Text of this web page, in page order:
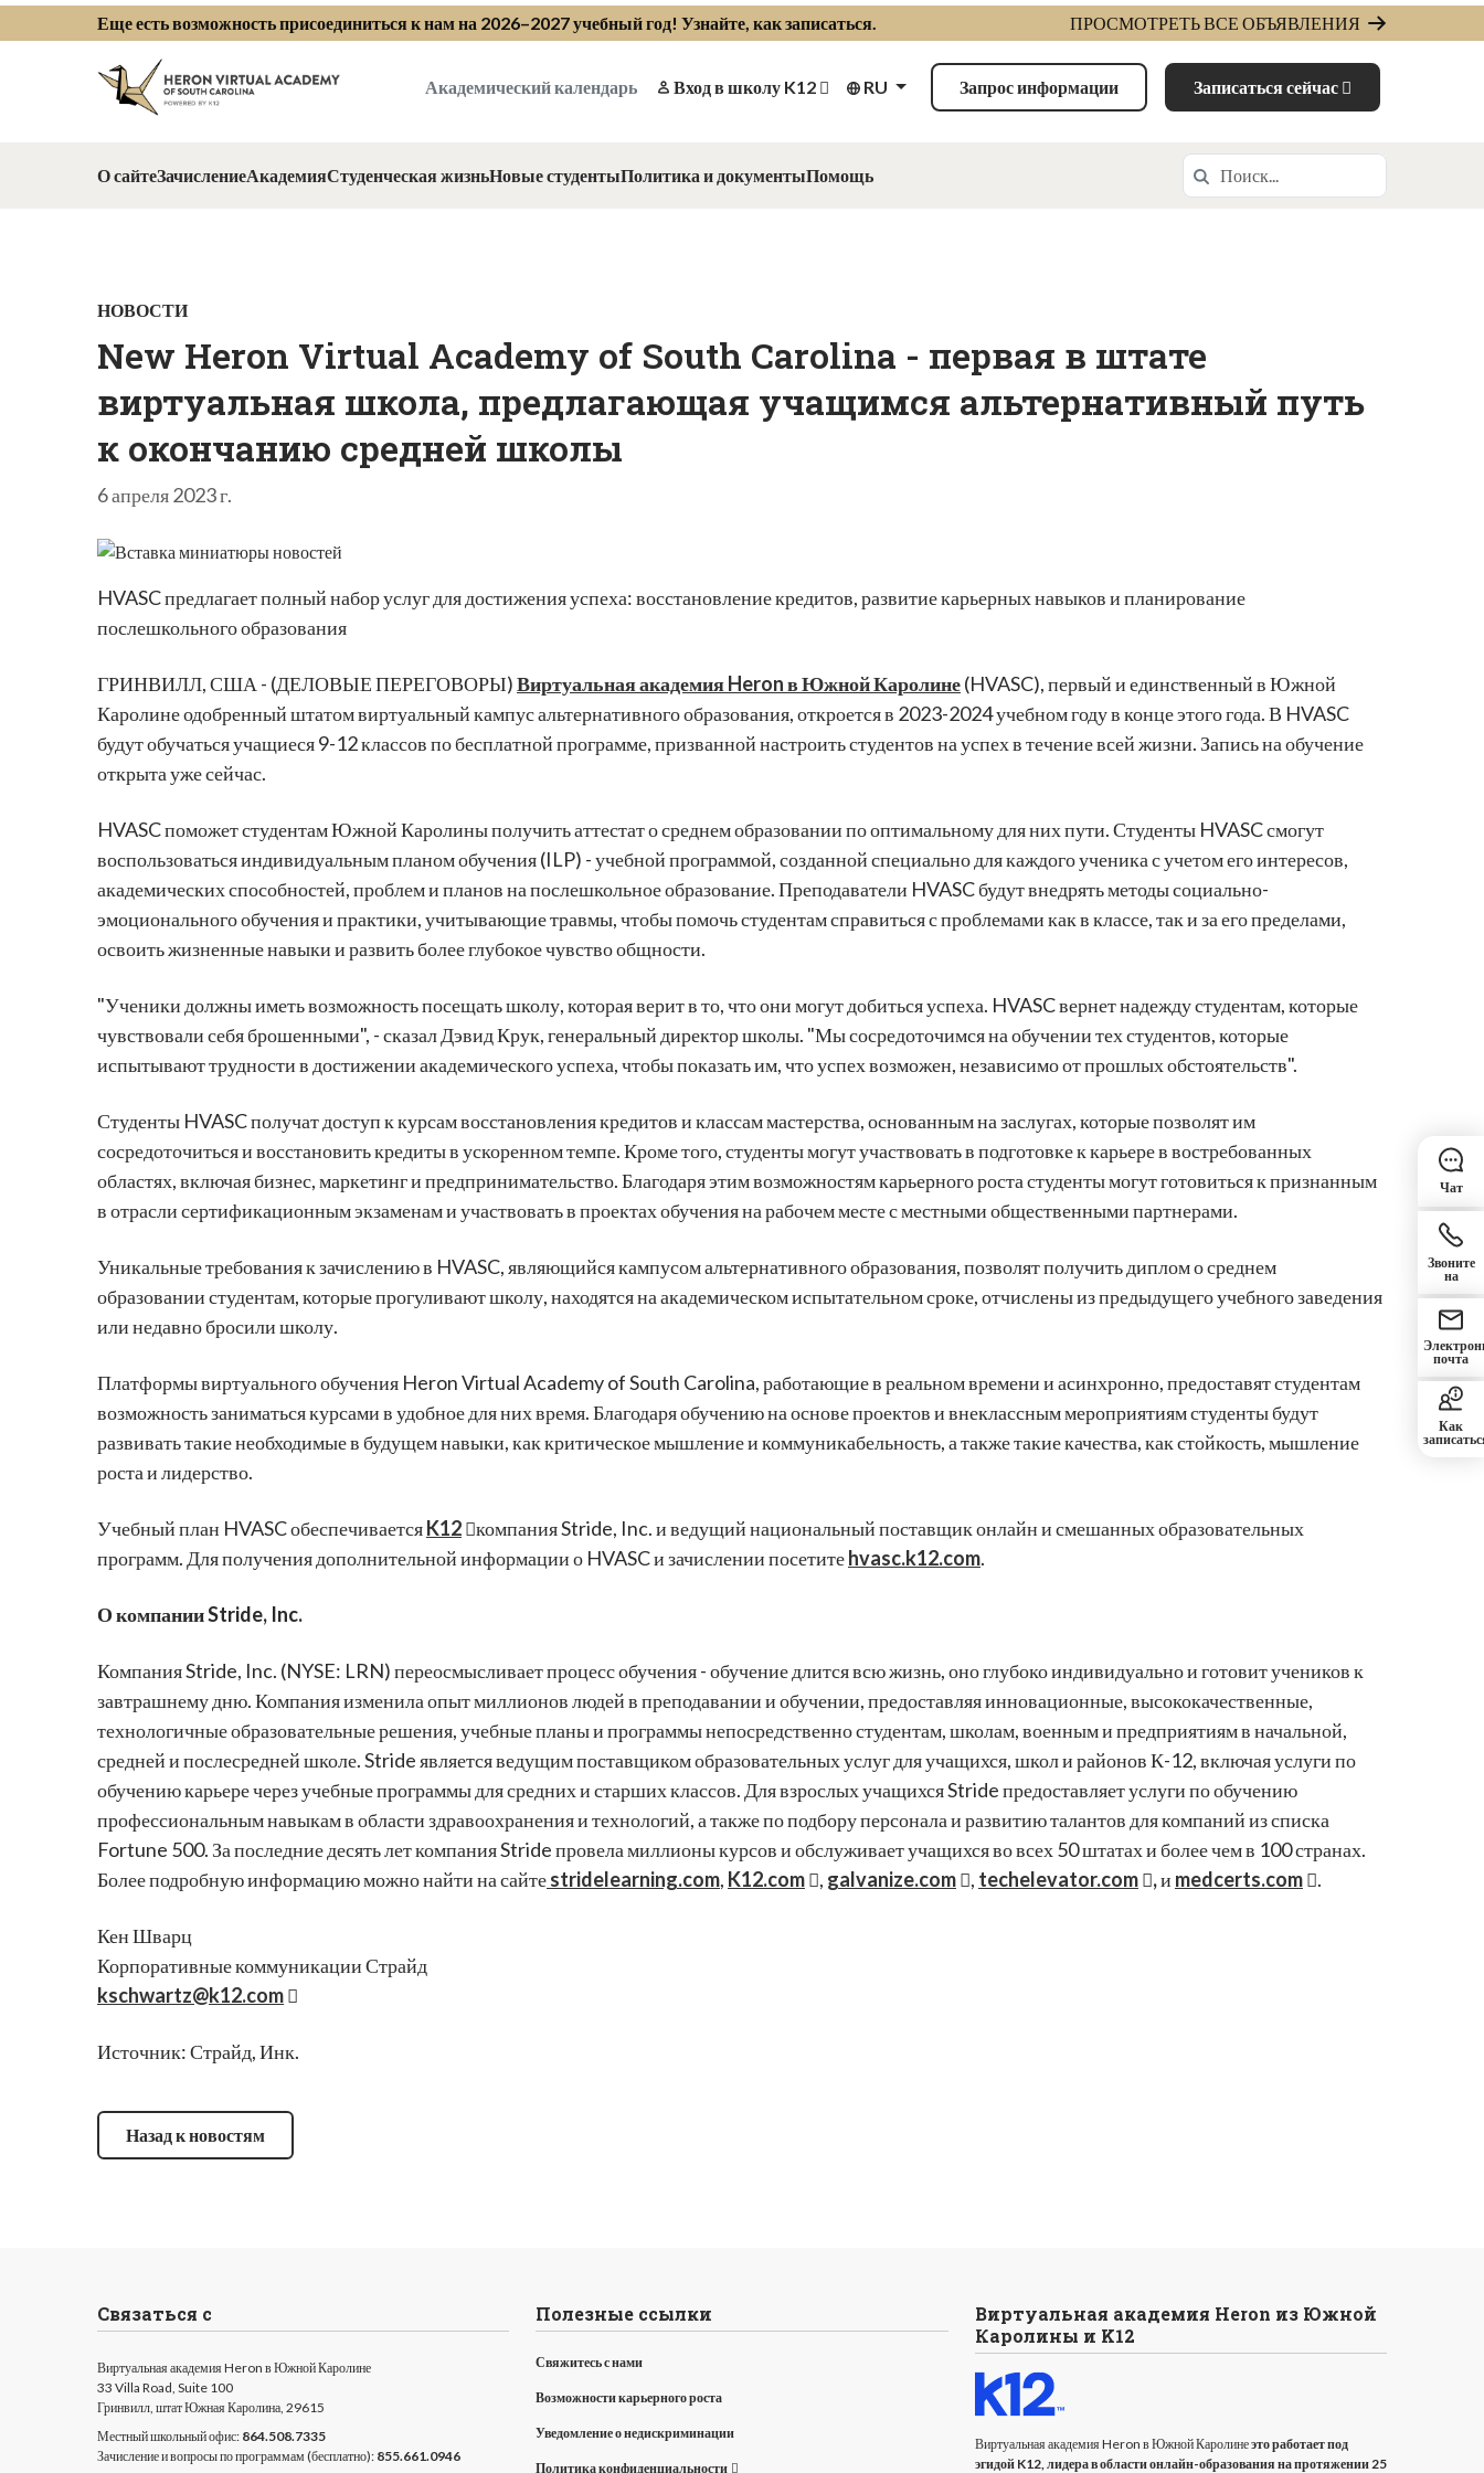
Еще есть возможность присоединиться к нам на 2026–2027 учебный год! Узнайте, как записаться. ПРОСМОТРЕТЬ ВСЕ ОБЪЯВЛЕНИЯ
Академический календарь Вход в школу K12 RU Запрос информации Записаться сейчас
О сайтеЗачислениеАкадемияСтуденческая жизньНовые студентыПолитика и документыПомощь Поиск в https://hvasc.k12.com/
Поиск
НОВОСТИ
New Heron Virtual Academy of South Carolina - первая в штате
виртуальная школа, предлагающая учащимся альтернативный путь
к окончанию средней школы
6 апреля 2023 г.
HVASC предлагает полный набор услуг для достижения успеха: восстановление кредитов, развитие карьерных навыков и планирование
послешкольного образования
ГРИНВИЛЛ, США - (ДЕЛОВЫЕ ПЕРЕГОВОРЫ)Виртуальная академия Heron в Южной Каролине(HVASC), первый и единственный в Южной
Каролине одобренный штатом виртуальный кампус альтернативного образования, откроется в 2023-2024 учебном году в конце этого года. В HVASC
будут обучаться учащиеся 9-12 классов по бесплатной программе, призванной настроить студентов на успех в течение всей жизни. Запись на обучение
открыта уже сейчас.
HVASC поможет студентам Южной Каролины получить аттестат о среднем образовании по оптимальному для них пути. Студенты HVASC смогут
воспользоваться индивидуальным планом обучения (ILP) - учебной программой, созданной специально для каждого ученика с учетом его интересов,
академических способностей, проблем и планов на послешкольное образование. Преподаватели HVASC будут внедрять методы социально-
эмоционального обучения и практики, учитывающие травмы, чтобы помочь студентам справиться с проблемами как в классе, так и за его пределами,
освоить жизненные навыки и развить более глубокое чувство общности.
"Ученики должны иметь возможность посещать школу, которая верит в то, что они могут добиться успеха. HVASC вернет надежду студентам, которые
чувствовали себя брошенными", - сказал Дэвид Крук, генеральный директор школы. "Мы сосредоточимся на обучении тех студентов, которые
испытывают трудности в достижении академического успеха, чтобы показать им, что успех возможен, независимо от прошлых обстоятельств".
Студенты HVASC получат доступ к курсам восстановления кредитов и классам мастерства, основанным на заслугах, которые позволят им
сосредоточиться и восстановить кредиты в ускоренном темпе. Кроме того, студенты могут участвовать в подготовке к карьере в востребованных
областях, включая бизнес, маркетинг и предпринимательство. Благодаря этим возможностям карьерного роста студенты могут готовиться к признанным
в отрасли сертификационным экзаменам и участвовать в проектах обучения на рабочем месте с местными общественными партнерами.
Уникальные требования к зачислению в HVASC, являющийся кампусом альтернативного образования, позволят получить диплом о среднем
образовании студентам, которые прогуливают школу, находятся на академическом испытательном сроке, отчислены из предыдущего учебного заведения
или недавно бросили школу.
Платформы виртуального обучения Heron Virtual Academy of South Carolina, работающие в реальном времени и асинхронно, предоставят студентам
возможность заниматься курсами в удобное для них время. Благодаря обучению на основе проектов и внеклассным мероприятиям студенты будут
развивать такие необходимые в будущем навыки, как критическое мышление и коммуникабельность, а также такие качества, как стойкость, мышление
роста и лидерство.
Учебный план HVASC обеспечиваетсяK12 компания Stride, Inc. и ведущий национальный поставщик онлайн и смешанных образовательных
программ. Для получения дополнительной информации о HVASC и зачислении посетитеhvasc.k12.com.
О компании Stride, Inc.
Компания Stride, Inc. (NYSE: LRN) переосмысливает процесс обучения - обучение длится всю жизнь, оно глубоко индивидуально и готовит учеников к
завтрашнему дню. Компания изменила опыт миллионов людей в преподавании и обучении, предоставляя инновационные, высококачественные,
технологичные образовательные решения, учебные планы и программы непосредственно студентам, школам, военным и предприятиям в начальной,
средней и послесредней школе. Stride является ведущим поставщиком образовательных услуг для учащихся, школ и районов К-12, включая услуги по
обучению карьере через учебные программы для средних и старших классов. Для взрослых учащихся Stride предоставляет услуги по обучению
профессиональным навыкам в области здравоохранения и технологий, а также по подбору персонала и развитию талантов для компаний из списка
Fortune 500. За последние десять лет компания Stride провела миллионы курсов и обслуживает учащихся во всех 50 штатах и более чем в 100 странах.
Более подробную информацию можно найти на сайтеstridelearning.com, K12.com , galvanize.com , techelevator.com ,и medcerts.com .
Кен Шварц
Корпоративные коммуникации Страйд
kschwartz@k12.com
Источник: Страйд, Инк.
Назад к новостям
Связаться с
Виртуальная академия Heron в Южной Каролине
33 Villa Road, Suite 100
Гринвилл, штат Южная Каролина, 29615
Местный школьный офис: 864.508.7335
Зачисление и вопросы по программам (бесплатно): 855.661.0946
Полезные ссылки
Свяжитесь с нами
Возможности карьерного роста
Уведомление о недискриминации
Политика конфиденциальности
Виртуальная академия Heron из Южной
Каролины и K12
Виртуальная академия Heron в Южной Каролинеэто работает под
эгидой K12, лидера в области онлайн-образования на протяжении 25
Чат
Звоните
на
почта
Как